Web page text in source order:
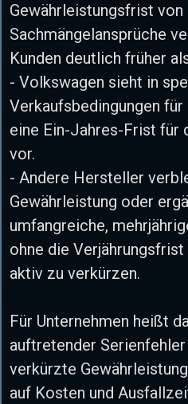
Gewährleistungsfrist von
Sachmängelansprüche
Kunden deutlich früher
- Volkswagen sieht in
Verkaufsbedingungen
eine Ein-Jahres-Frist für
vor.
- Andere Hersteller
Gewährleistung oder
umfangreiche,
ohne die
aktiv zu verkürzen.
Für Unternehmen heißt
auftretender
verkürzte
auf Kosten und